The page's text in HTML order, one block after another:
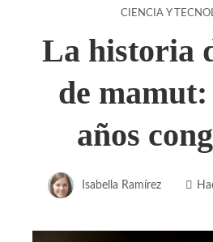
CIENCIA Y
La historia
de mamut:
años
Isabella Ramírez